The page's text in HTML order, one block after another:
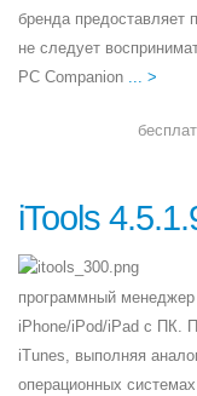
бренда предоставляет
не следует
PC Companion ... >
iTools
программный
iPhone/iPod/iPad с ПК.
iTunes, выполняя
операционных